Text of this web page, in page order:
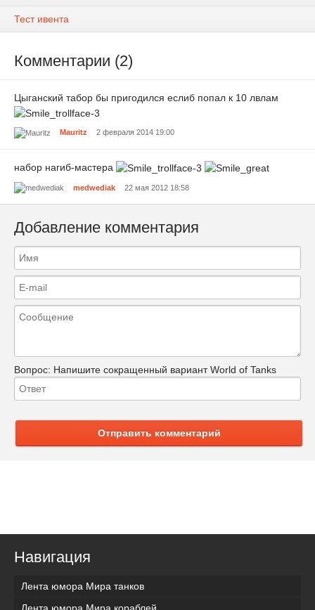
Тест ивента
Комментарии (2)
Цыганский табор бы пригодился еслиб попал к 10 лвлам
Mauritz 2 февраля 2014 19:00
набор нагиб-мастера
medwediak 22 мая 2012 18:58
Добавление комментария
Вопрос: Напишите сокращенный вариант World of Tanks
Отправить комментарий
Навигация
Лента юмора Мира танков